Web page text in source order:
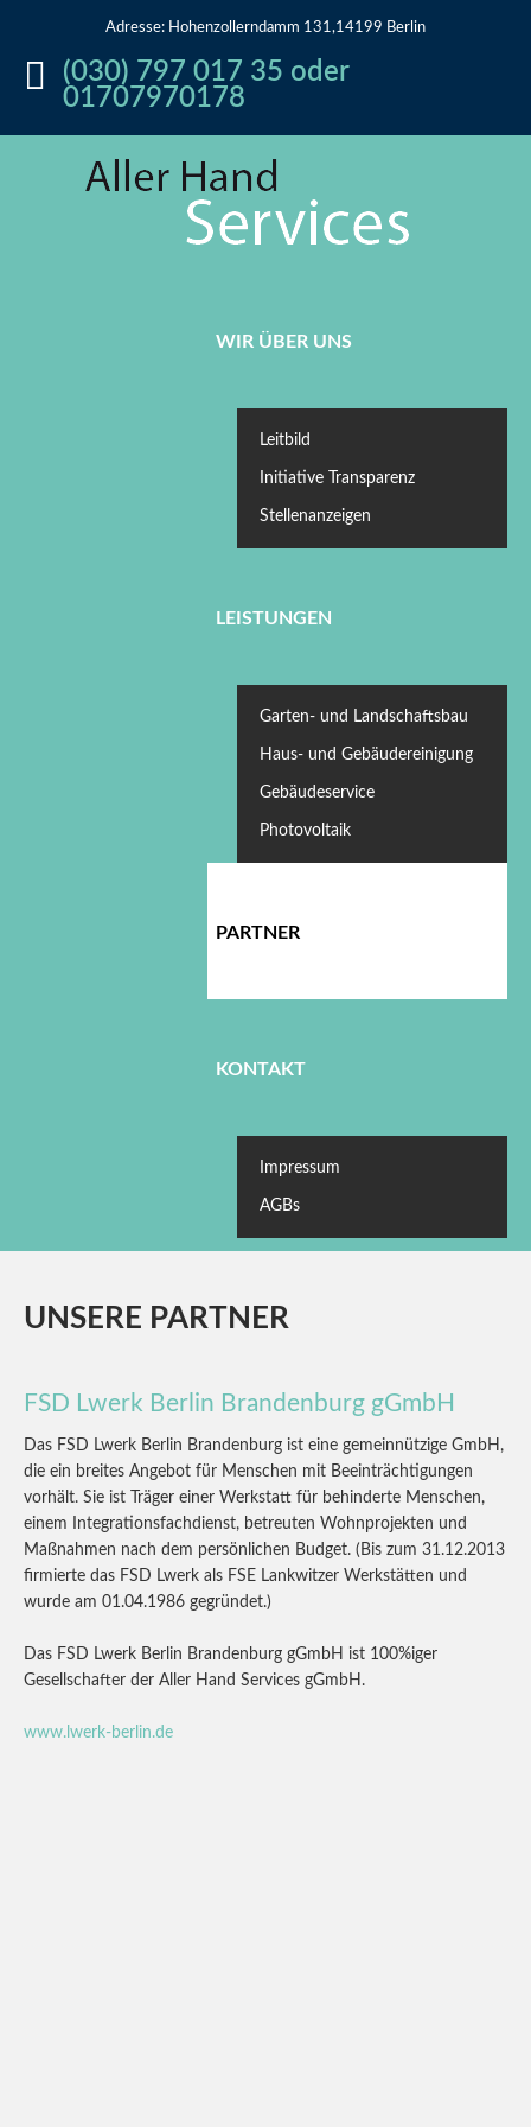
Adresse: Hohenzollerndamm 131,14199 Berlin
(030) 797 017 35 oder
01707970178
WIR ÜBER UNS
Leitbild
Initiative Transparenz
Stellenanzeigen
LEISTUNGEN
Garten- und Landschaftsbau
Haus- und Gebäudereinigung
Gebäudeservice
Photovoltaik
PARTNER
KONTAKT
Impressum
AGBs
UNSERE PARTNER
FSD Lwerk Berlin Brandenburg gGmbH
Das FSD Lwerk Berlin Brandenburg ist eine gemeinnützige GmbH,
die ein breites Angebot für Menschen mit Beeinträchtigungen
vorhält. Sie ist Träger einer Werkstatt für behinderte Menschen,
einem Integrationsfachdienst, betreuten Wohnprojekten und
Maßnahmen nach dem persönlichen Budget. (Bis zum 31.12.2013
firmierte das FSD Lwerk als FSE Lankwitzer Werkstätten und
wurde am 01.04.1986 gegründet.)
Das FSD Lwerk Berlin Brandenburg gGmbH ist 100%iger
Gesellschafter der Aller Hand Services gGmbH.
www.lwerk-berlin.de